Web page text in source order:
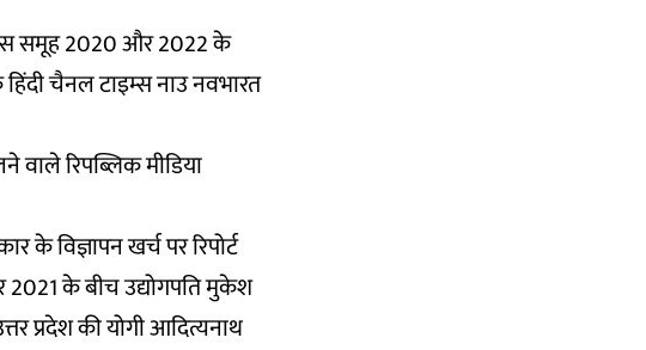
समूह 2020 और 2022 के
चैनल टाइम्स नाउ नवभारत
वाले रिपब्लिक मीडिया
विज्ञापन खर्च पर रिपोर्ट
2021 के बीच उद्योगपति मुकेश
प्रदेश की योगी आदित्यनाथ